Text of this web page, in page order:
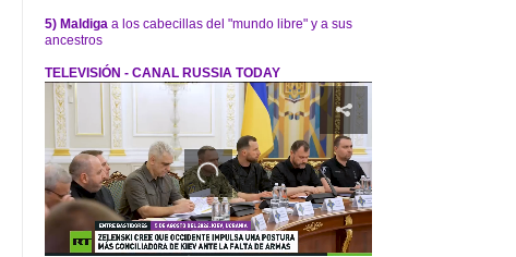
5) Maldiga a los cabecillas del "mundo libre" y a sus
ancestros
TELEVISIÓN - CANAL RUSSIA TODAY